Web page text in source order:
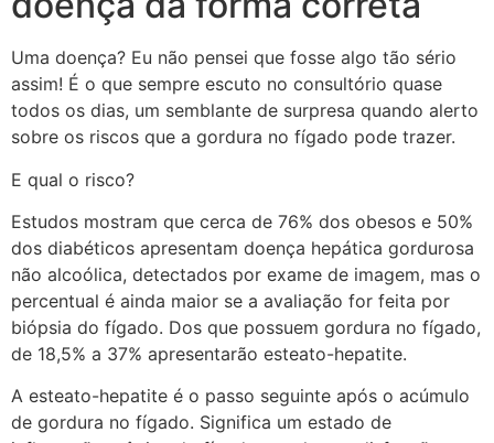
Uma doença? Eu não pensei que fosse algo tão sério
assim! É o que sempre escuto no consultório quase
todos os dias, um semblante de surpresa quando alerto
sobre os riscos que a gordura no fígado pode trazer.
E qual o risco?
Estudos mostram que cerca de 76% dos obesos e 50%
dos diabéticos apresentam doença hepática gordurosa
não alcoólica, detectados por exame de imagem, mas o
percentual é ainda maior se a avaliação for feita por
biópsia do fígado. Dos que possuem gordura no fígado,
de 18,5% a 37% apresentarão esteato-hepatite.
A esteato-hepatite é o passo seguinte após o acúmulo
de gordura no fígado. Significa um estado de